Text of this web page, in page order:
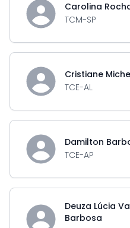
Carolina
TCM-SP
Cristiane
TCE-AL
Damilton
TCE-AP
Deuza Lúcia
Barbosa